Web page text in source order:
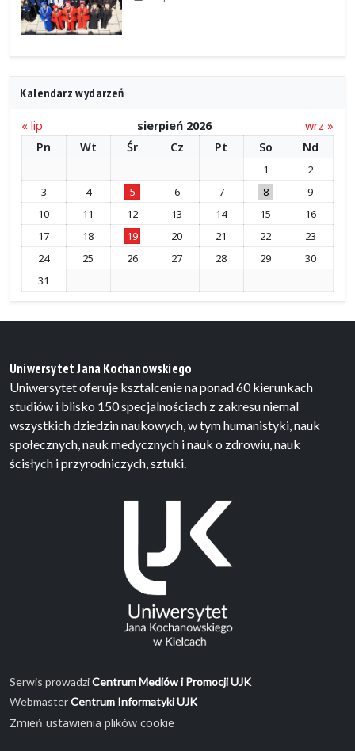
Kalendarz wydarzeń
« lip sierpień 2026
wrz »
Pn
Wt Śr Cz Pt So Nd
1
2
3
4 5 6 7 8
9
10
11 12 13 14 15
16
17
18 19 20 21 22
23
24
25 26 27 28 29
30
31
Uniwersytet Jana Kochanowskiego
Uniwersytet oferuje ksztalcenie na ponad 60 kierunkach
studiów i blisko 150 specjalnościach z zakresu niemal
wszystkich dziedzin naukowych, w tym humanistyki, nauk
społecznych, nauk medycznych i nauk o zdrowiu, nauk
ścisłych i przyrodniczych, sztuki.
Serwis prowadziCentrum Mediów i Promocji UJK
WebmasterCentrum Informatyki UJK
Zmień ustawienia plików cookie